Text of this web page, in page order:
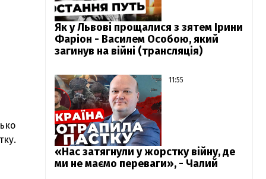
Як у Львові прощалися з зятем Ірини
Фаріон - Василем Особою, який
загинув на війні (трансляція)
11:55
«Нас затягнули у жорстку війну, де
ми не маємо переваги», - Чалий